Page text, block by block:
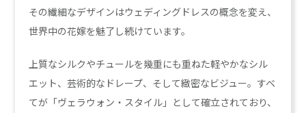
その繊細なデザインはウェディングドレスの概念を変え、
世界中の花嫁を魅了し続けています。
上質なシルクやチュールを幾重にも重ねた軽やかなシル
エット、芸術的なドレープ、そして緻密なビジュー。すべ
てが「ヴェラウォン・スタイル」として確立されており、